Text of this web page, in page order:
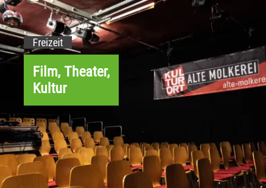
Freizeit
Film, Theater,
Kultur